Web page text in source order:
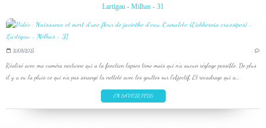
Lartigau - Milhas - 31
31/08/2025 …
Réalisé avec ma caméra nocturne qui a la fonction lapses time mais qui n'a aucun réglage possible. De plus
il y a eu la pluie ce qui n'a pas arrangé la netteté avec les gouttes sur l'objectif. Et recadrage qui a...
EN SAVOIR PLUS